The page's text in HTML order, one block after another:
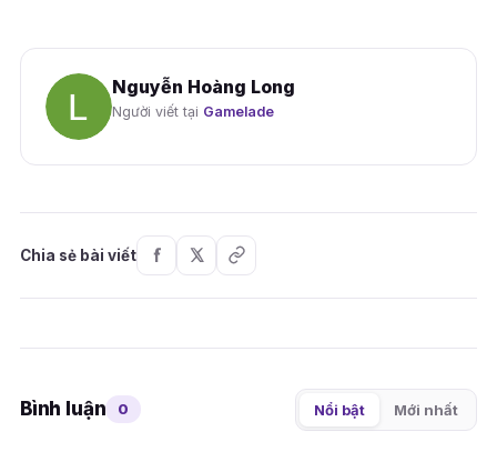
Nguyễn Hoàng Long
Người viết tại Gamelade
Chia sẻ bài viết
Bình luận 0 Nổi bật Mới nhất